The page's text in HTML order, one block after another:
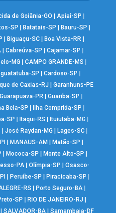
de Goiânia-GO | Apiaí-SP |
SP |Batatais-SP |Bauru-SP |
|Biguaçu-SC |Boa Vista-RR |
| Cabreúva-SP | Cajamar-SP |
MG |CAMPO GRANDE-MS |
SP | Cardoso-SP |
de Caxias-RJ | Garanhuns-PE
Guarapuava-PR | Guariba-SP |
Bela-SP | Ilha Comprida-SP |
SP | Itaqui-RS | Ituiutaba-MG |
| José Raydan-MG | Lages-SC|
| MANAUS-AM | Matão-SP |
|Mococa-SP |Monte Alto-SP |
PA |Olímpia-SP |Osasco-
|Peruíbe-SP |Piracicaba-SP |
RS |Porto Seguro-BA |
SP |RIO DE JANEIRO-RJ |
| SALVADOR-BA| Samambaia-DF